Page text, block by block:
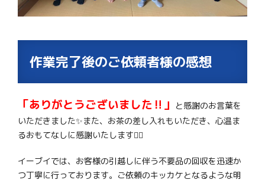
作業完了後のご依頼者様の感想
「ありがとうございました‼」
と感謝のお言葉を
いただきました✨また、お茶の差し入れもいただき、心温ま
るおもてなしに感謝いたします🙇‍♂️
イーブイでは、お客様の引越しに伴う不要品の回収を迅速か
つ丁寧に行っております。ご依頼のキッカケとなるような明